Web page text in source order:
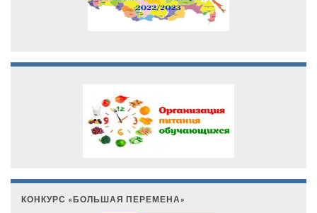
КОНКУРС «БОЛЬШАЯ ПЕРЕМЕНА»